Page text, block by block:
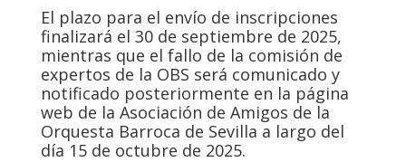
El plazo para el envío de inscripciones
finalizará el 30 de septiembre de 2025,
mientras que el fallo de la comisión de
expertos de la OBS será comunicado y
notificado posteriormente en la página
web de la Asociación de Amigos de la
Orquesta Barroca de Sevilla a largo del
día 15 de octubre de 2025.